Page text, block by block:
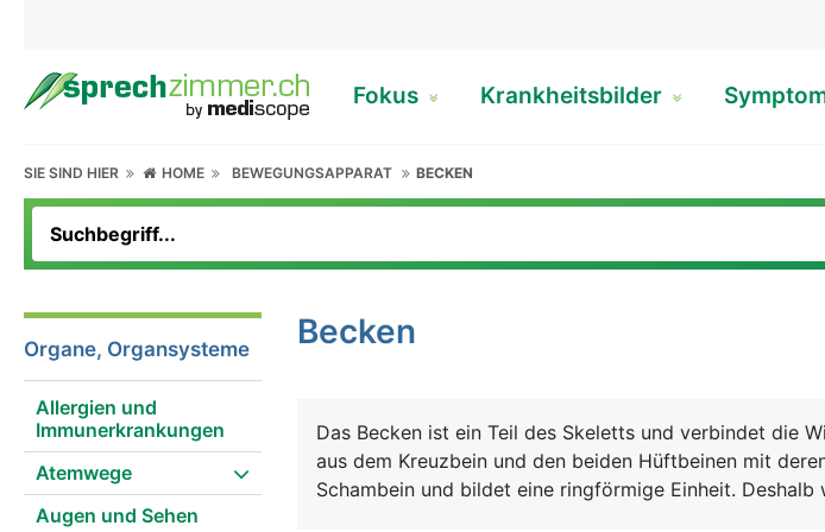
Fokus Krankheitsbilder
SIE SIND HIER HOME BEWEGUNGSAPPARAT BECKEN
Organe, Organsysteme
Allergien und
Immunerkrankungen
Atemwege
Augen und Sehen
Becken
Das Becken ist ein Teil des Skeletts und verbindet die
aus dem Kreuzbein und den beiden Hüftbeinen mit
Schambein und bildet eine ringförmige Einheit.